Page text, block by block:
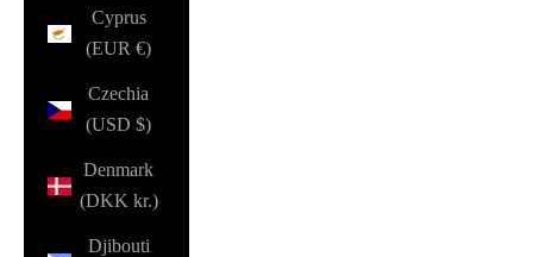
Cyprus
(EUR €)
Czechia
(USD $)
Denmark
(DKK kr.)
Djibouti